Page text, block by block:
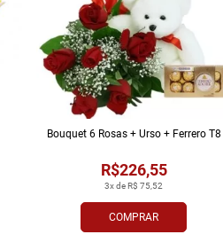
COMPRAR
3x de R$ 75,52
R$226,55
Bouquet 6 Rosas + Urso + Ferrero T8